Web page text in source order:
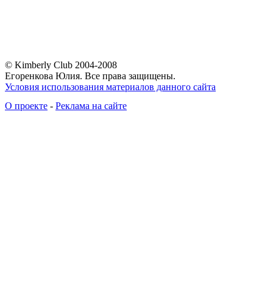
© Kimberly Club 2004-2008
Егоренкова Юлия. Все права защищены.
Условия использования материалов данного сайта
О проекте - Реклама на сайте